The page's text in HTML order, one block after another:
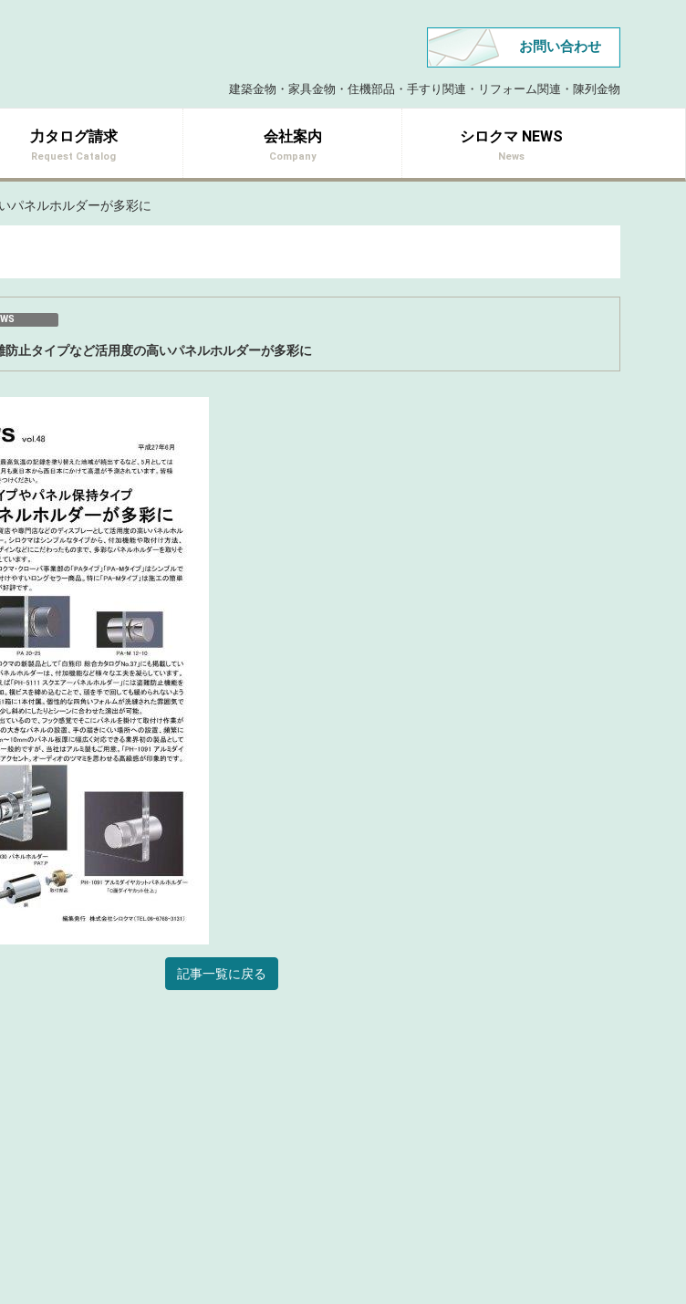
お問い合わせ
建築金物・家具金物・住機部品 ・ 手すり関連・リフォーム関連・陳列金物
力タログ請求
Request Catalog
会社案内
Company
シロクマ NEWS
News
パネルホルダーが多彩に
止タイプなど活用度の高いパネルホルダーが多彩に
記事一覧に戻る